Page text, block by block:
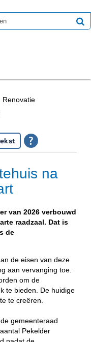
Renovatie
na
van 2026 verbouwd
raadzaal. Dat is
de
de eisen van deze
aan vervanging toe.
om de
te bieden. De huidige
te creëren.
gemeenteraad
Pekelder